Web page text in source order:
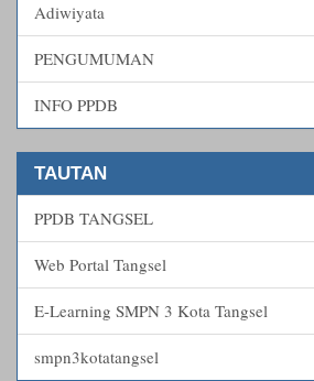
Adiwiyata
PENGUMUMAN
INFO PPDB
TAUTAN
PPDB TANGSEL
Web Portal Tangsel
E-Learning SMPN 3 Kota Tangsel
smpn3kotatangsel